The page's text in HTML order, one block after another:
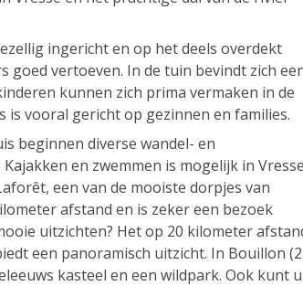
ingericht en op het deels overdekt
goed vertoeven. In de tuin bevindt zich
kunnen zich prima vermaken in de
is vooral gericht op gezinnen en families.
beginnen diverse wandel- en
en zwemmen is mogelijk in
een van de mooiste dorpjes van
afstand en is zeker een bezoek
uitzichten? Het op 20 kilometer
een panoramisch uitzicht. In Bouillon
kasteel en een wildpark. Ook kunt u